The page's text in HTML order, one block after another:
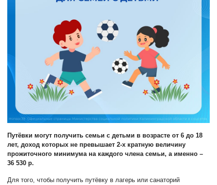
Путёвки могут получить семьи с детьми в возрасте от 6 до 18
лет, доход которых не превышает 2-х кратную величину
прожиточного минимума на каждого члена семьи, а именно –
36 530 р.
Для того, чтобы получить путёвку в лагерь или санаторий